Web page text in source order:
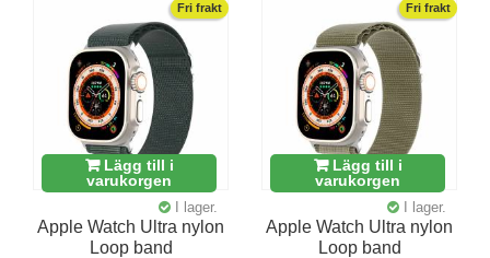
Fri frakt
Lägg till i
varukorgen
I lager.
Apple Watch Ultra nylon
Loop band
Fri frakt
Lägg till i
varukorgen
I lager.
Apple Watch Ultra nylon
Loop band